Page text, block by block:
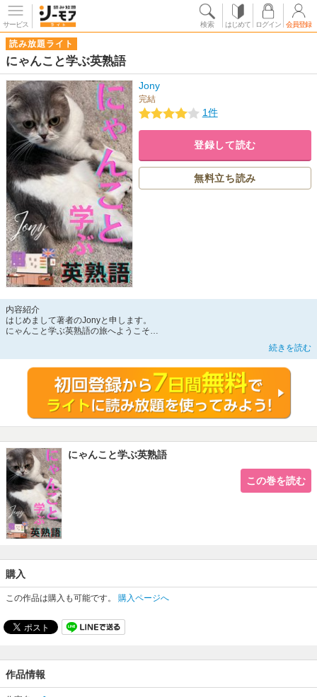
サービス 検索 はじめて ログイン 会員登録
読み放題ライト
にゃんこと学ぶ英熟語
Jony
完結
1件
登録して読む
無料立ち読み
内容紹介
はじめまして著者のJonyと申します。
にゃんこと学ぶ英熟語の旅へようこそ
古代エジプトの神々に崇められ、現代に至るまで多くの文学やアートにインスピ
レーションを与えてきた猫たちの姿は、まるで生きたアートのようです。彼らの
柔らかな毛並み、優雅な動き、そして独自の性格は、私たち人間の心を捉えて離
本書では、猫にまつわる英熟語を通じて、その奥深い魅力に迫ります。日常的に
使われる英熟語および英単語の表現を通して猫の画像であなたの心を癒してくだ
さい。
猫と私たちの関係は、時に神秘的で、時にユーモラスです。彼らの独立した性格
れを癒してくれます。そんな猫たちの魅力を、言葉の力を借りて再発見する旅に
出ましょう。
本書を手に取ったあなたは、すでに猫の不思議な世界に足を踏み入れています。
各章では、猫にまつわる熟語や英単語の背景や使われ方を深く掘り下げ、読み進
めるうちに、英語への理解が深まることでしょう。この旅を通じて、猫との新た
な絆を築き、言葉の裏に潜む物語を感じ取っていただければと思います。
※英単語が重複している箇所については赤字で表現しました。
ご了承ください。
続きを読む
にゃんこと学ぶ英熟語
この巻を読む
購入
この作品は購入も可能です。 購入ページへ
作品情報